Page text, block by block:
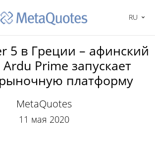
RU
5 в Греции – афинский
Prime запускает
платформу
MetaQuotes
11 мая 2020